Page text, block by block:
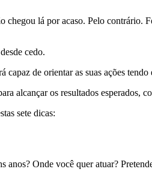
lá por acaso. Pelo contrário.
cedo.
de orientar as suas ações
alcançar os resultados esperados,
sete dicas:
Onde você quer atuar?